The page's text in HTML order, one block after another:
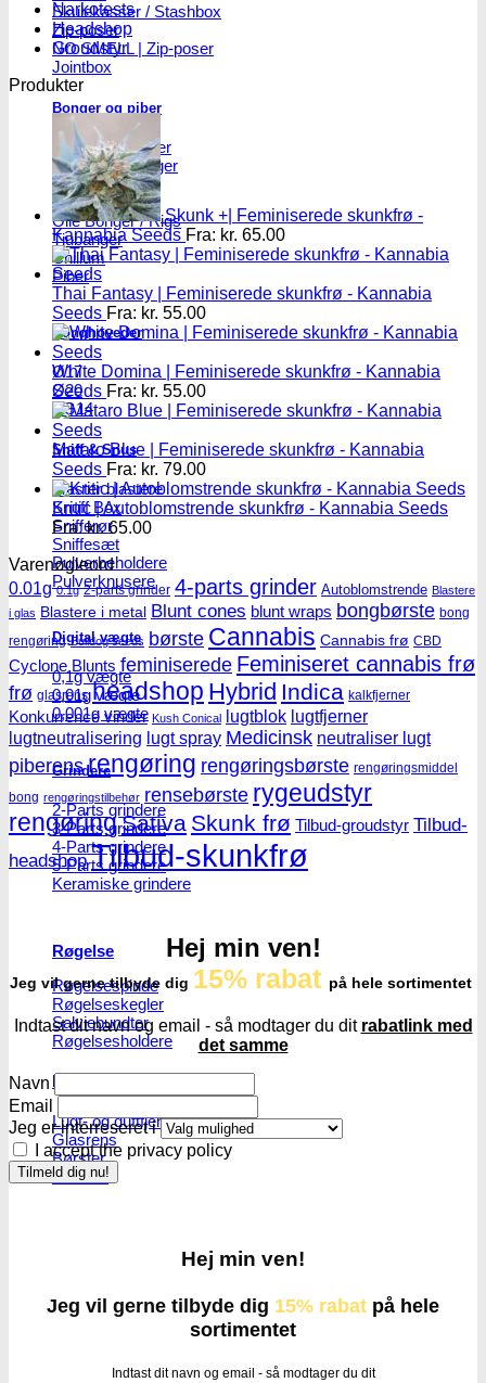
Skulekasser / Stashbox
Zip-poser
NO SMELL | Zip-poser
Jointbox
Bonger og piber
Standard Bonger
Percolator bonger
Diffusor bonger
Dabbing
Olie Bonger / Rigs
Tjubanger
Chillum
Piber
Bonghoveder
Ø17
Ø20
SG14
Sniff & Snus
Master blastere
Snuff Box
Snifferør
Sniffesæt
Pulverbeholdere
Pulverknusere
Digital vægte
0,1g vægte
0,01g vægte
0,001g vægte
Grindere
2-Parts grindere
3-Parts grindere
4-Parts grindere
5-Parts grindere
Keramiske grindere
Røgelse
Røgelsespinde
Røgelseskegler
Salviebundter
Røgelsesholdere
Rengøring
Lugt- og duftfjernere
Glasrens
Børster
Tilbehør
Narkotests
Headshop
Groudstyr
Produkter
Skunk +| Feminiserede skunkfrø -
Kannabia Seeds Fra: kr. 65.00
Thai Fantasy | Feminiserede skunkfrø - Kannabia
Seeds Fra: kr. 55.00
White Domina | Feminiserede skunkfrø - Kannabia
Seeds Fra: kr. 55.00
Mataro Blue | Feminiserede skunkfrø - Kannabia
Seeds Fra: kr. 79.00
Kritic | Autoblomstrende skunkfrø - Kannabia Seeds
Fra:kr.65.00
Varenøgleord
0.01g 0.1g 2-parts grinder 4-parts grinder Autoblomstrende Blastere
i glas Blastere i metal Blunt cones blunt wraps bongbørste bong
rengøring Bulldog seeds børste Cannabis Cannabis frø CBD
Cyclone Blunts feminiserede Feminiseret cannabis frø
frø glasrens headshop Hybrid Indica kalkfjerner
Konkurrence vinder Kush Conical lugtblok lugtfjerner
lugtneutralisering lugt spray Medicinsk neutraliser lugt
piberens rengøring rengøringsbørste rengøringsmiddel
bong rengøringstilbehør rensebørste rygeudstyr
rengøringSativa Skunk frø Tilbud-groudstyr Tilbud-
headshop Tilbud-skunkfrø
Hej min ven!
Jeg vil gerne tilbyde dig 15% rabat på hele sortimentet
Indtast dit navn og email - så modtager du dit rabatlink med
det samme
Navn
Email
Jeg er interreseret i
I accept the privacy policy
Hej min ven!
Jeg vil gerne tilbyde dig 15% rabat på hele
sortimentet
Indtast dit navn og email - så modtager du dit